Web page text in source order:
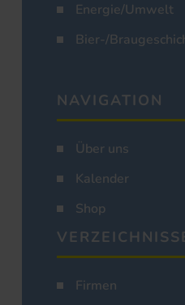
Energie/Umwelt
Bier-/
NAVIGATION
Über uns
Kalender
Shop
Firmen